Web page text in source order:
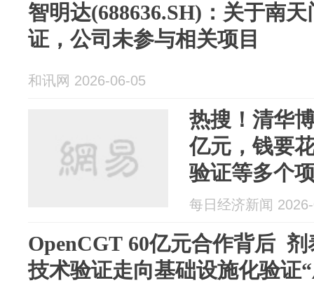
智明达(688636.SH)：关于南
证，公司未参与相关项目
和讯网 2026-06-05
热搜！清华
亿元，钱要
验证等多个
每日经济新闻
OpenCGT 60亿元合作背后
技术验证走向基础设施化验证